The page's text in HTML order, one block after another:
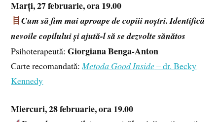
Marți, 27 februarie, ora 19.00
Cum să fim mai aproape de copiii noștri. Identifică
nevoile copilului și ajută-l să se dezvolte sănătos
Psihoterapeută:Giorgiana Benga-Anton
Carte recomandată:Metoda Good Inside– dr. Becky
Kennedy
Miercuri, 28 februarie, ora 19.00